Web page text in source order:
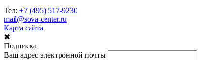
Тел: +7 (495) 517-9230
mail@sova-center.ru
Карта сайта
✖
Подписка
Ваш адрес электронной почты